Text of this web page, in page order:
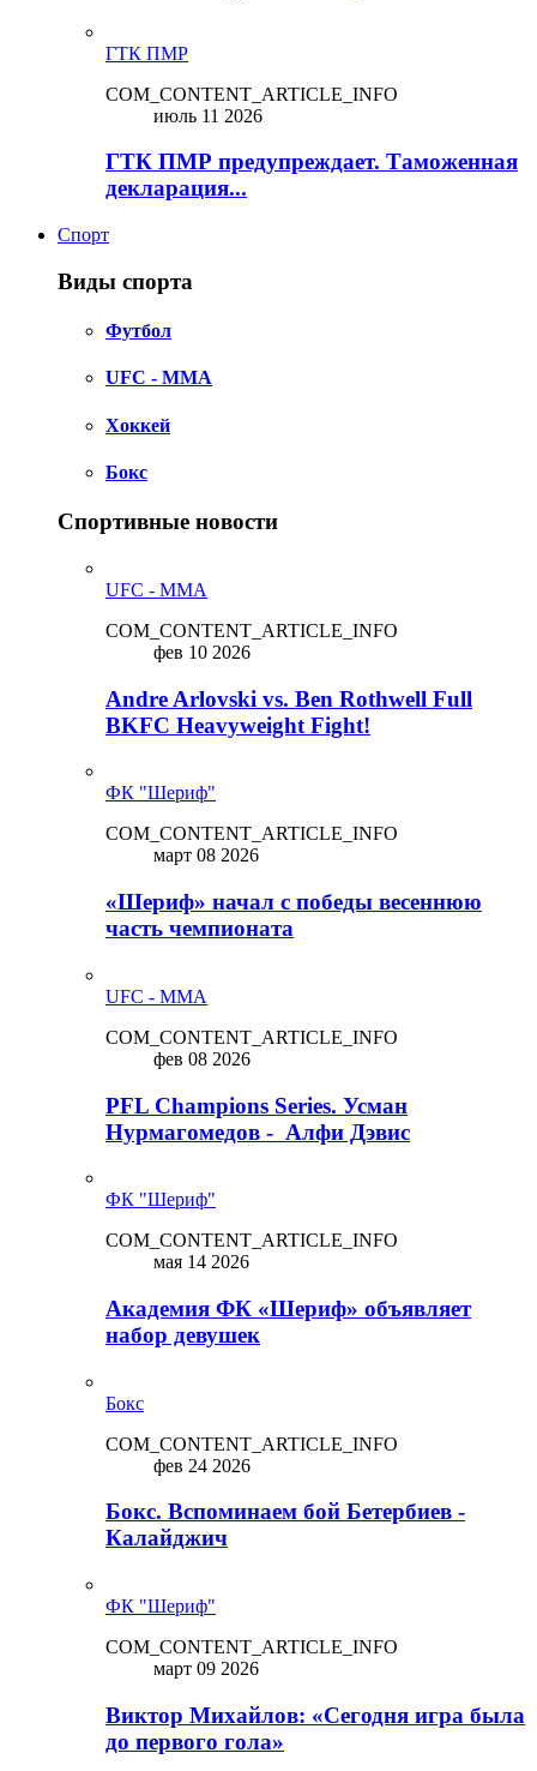
ГТК ПМР
COM_CONTENT_ARTICLE_INFO
июль 11 2026
ГТК ПМР предупреждает. Таможенная
декларация...
Спорт
Виды спорта
Футбол
UFC - MMA
Хоккей
Бокс
Спортивные новости
UFC - MMA
COM_CONTENT_ARTICLE_INFO
фев 10 2026
Andre Arlovski vs. Ben Rothwell Full
BKFC Heavyweight Fight!
ФК "Шериф"
COM_CONTENT_ARTICLE_INFO
март 08 2026
«Шериф» начал с победы весеннюю
часть чемпионата
UFC - MMA
COM_CONTENT_ARTICLE_INFO
фев 08 2026
PFL Champions Series. Усман
Нурмагомедов - Алфи Дэвис
ФК "Шериф"
COM_CONTENT_ARTICLE_INFO
мая 14 2026
Академия ФК «Шериф» объявляет
набор девушек
Бокс
COM_CONTENT_ARTICLE_INFO
фев 24 2026
Бокс. Вспоминаем бой Бетербиев -
Калайджич
ФК "Шериф"
COM_CONTENT_ARTICLE_INFO
март 09 2026
Виктор Михайлов: «Сегодня игра была
до первого гола»